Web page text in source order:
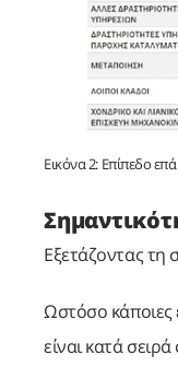
Εικόνα 2: Επίπεδο
Εξετάζοντας τη
Ωστόσο κάποιες
είναι κατά